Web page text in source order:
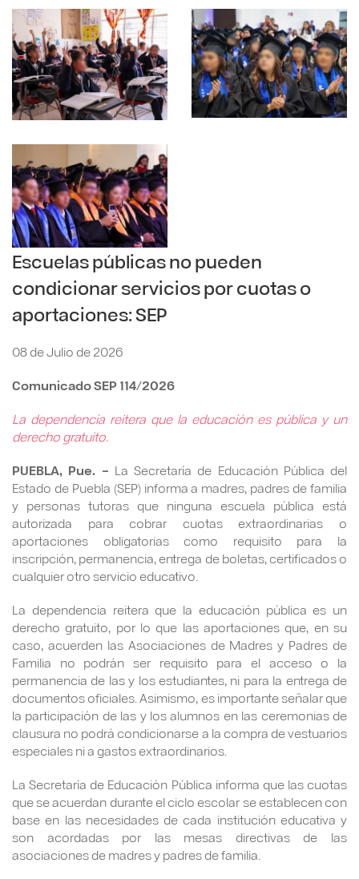
Escuelas públicas no pueden
condicionar servicios por cuotas o
aportaciones: SEP
08 de Julio de 2026
Comunicado SEP 114/2026
La dependencia reitera que la educación es pública y un
derecho gratuito.
PUEBLA, Pue. – La Secretaría de Educación Pública del
Estado de Puebla (SEP) informa a madres, padres de familia
y personas tutoras que ninguna escuela pública está
autorizada para cobrar cuotas extraordinarias o
aportaciones obligatorias como requisito para la
inscripción, permanencia, entrega de boletas, certificados o
cualquier otro servicio educativo.
La dependencia reitera que la educación pública es un
derecho gratuito, por lo que las aportaciones que, en su
caso, acuerden las Asociaciones de Madres y Padres de
Familia no podrán ser requisito para el acceso o la
permanencia de las y los estudiantes, ni para la entrega de
documentos oficiales. Asimismo, es importante señalar que
la participación de las y los alumnos en las ceremonias de
clausura no podrá condicionarse a la compra de vestuarios
especiales ni a gastos extraordinarios.
La Secretaría de Educación Pública informa que las cuotas
que se acuerdan durante el ciclo escolar se establecen con
base en las necesidades de cada institución educativa y
son acordadas por las mesas directivas de las
asociaciones de madres y padres de familia.